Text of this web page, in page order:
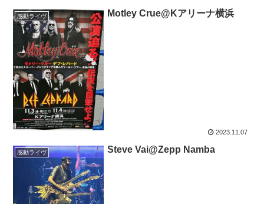
感動ライヴ Motley Crue@Kアリーナ横浜
2023.11.07
感動ライヴ Steve Vai@Zepp Namba